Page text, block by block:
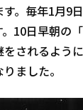
。毎年1月9
10日早朝の
されるよう
ました。